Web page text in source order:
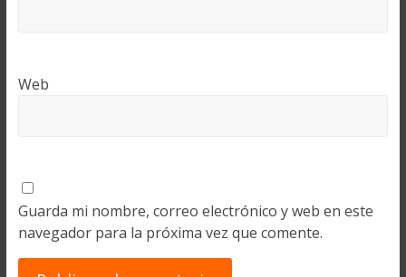
Web
Guarda mi nombre, correo electrónico y web en este
navegador para la próxima vez que comente.